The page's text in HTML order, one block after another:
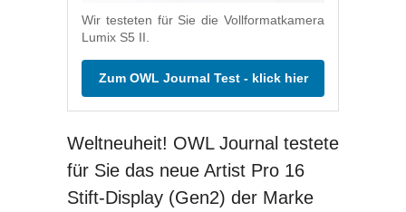
Wir testeten für Sie die Vollformatkamera
Lumix S5 II.
Zum OWL Journal Test - klick hier
Weltneuheit! OWL Journal testete
für Sie das neue Artist Pro 16
Stift-Display (Gen2) der Marke